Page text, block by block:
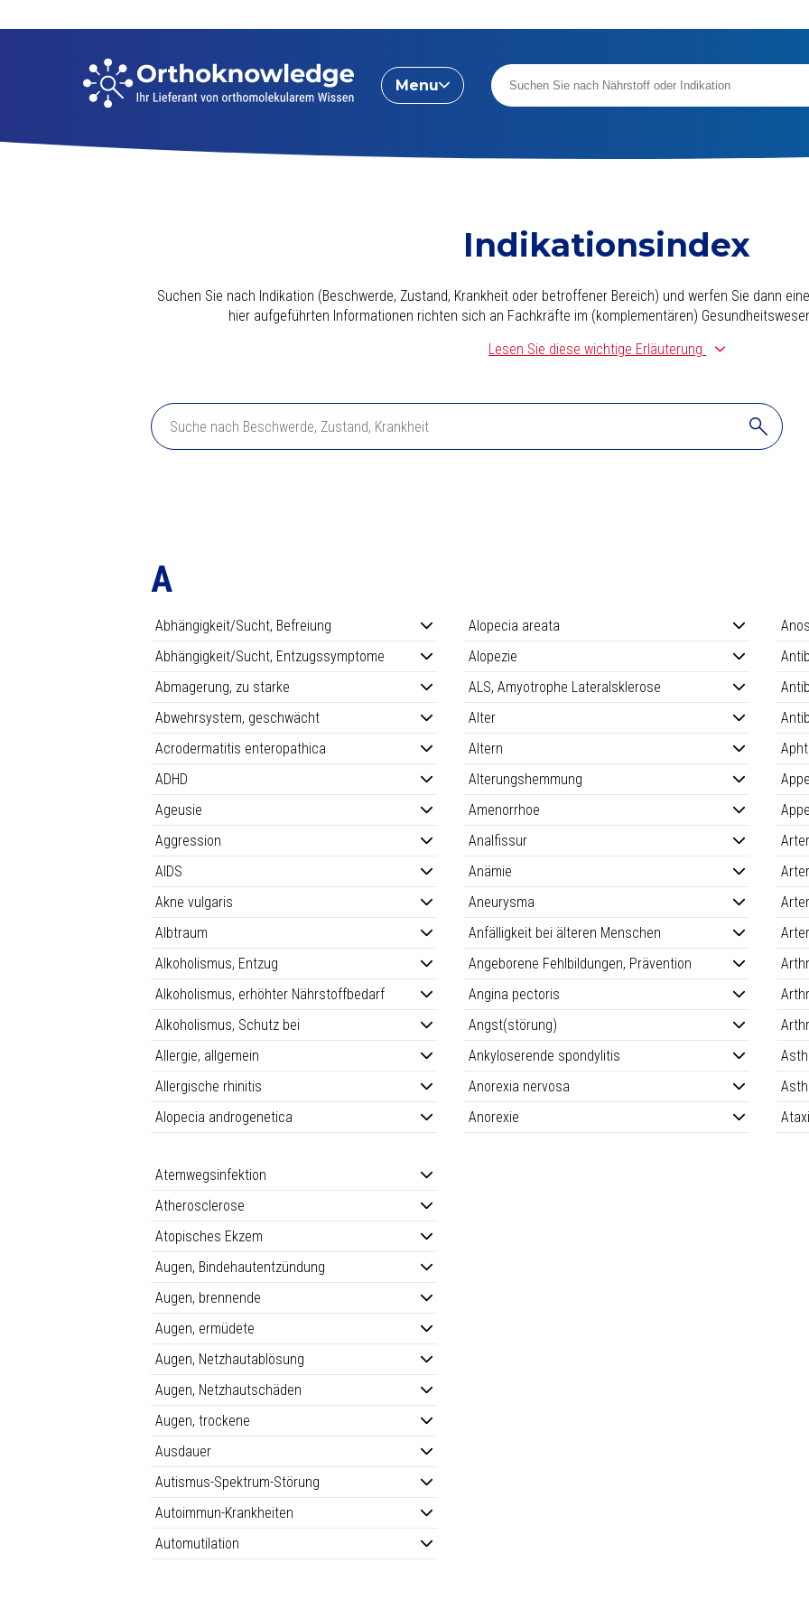
Menu
Indikationsindex
Suchen Sie nach Indikation (Beschwerde, Zustand, Krankheit oder betroffener Bereich) und werfen Sie dann
hier aufgeführten Informationen richten sich an Fachkräfte im (komplementären)
B12 und Folsäure enthält, ebenso wie die überlegenen Formen von Vitamin K (K2, nicht K1) und Vitamin D
vorzugsweise aus nicht-sauren, gut absorbierbaren Formen wie Calcium- und Magnesiumascorbat bestehen
gut absorbierbaren, organischen Verbindungen
mit mindestens 1000 mg
Lesen Sie diese wichtige Erläuterung
A
Abhängigkeit/Sucht, Befreiung
Abhängigkeit/Sucht, Entzugssymptome
Abmagerung, zu starke
Abwehrsystem, geschwächt
Acrodermatitis enteropathica
ADHD
Ageusie
Aggression
AIDS
Akne vulgaris
Albtraum
Alkoholismus, Entzug
Alkoholismus, erhöhter Nährstoffbedarf
Alkoholismus, Schutz bei
Allergie, allgemein
Allergische rhinitis
Alopecia androgenetica
Alopecia areata
Alopezie
ALS, Amyotrophe Lateralsklerose
Alter
Altern
Alterungshemmung
Amenorrhoe
Analfissur
Anämie
Aneurysma
Anfälligkeit bei älteren Menschen
Angeborene Fehlbildungen, Prävention
Angina pectoris
Angst(störung)
Ankyloserende spondylitis
Anorexia nervosa
Anorexie
Atemwegsinfektion
Atherosclerose
Atopisches Ekzem
Augen, Bindehautentzündung
Augen, brennende
Augen, ermüdete
Augen, Netzhautablösung
Augen, Netzhautschäden
Augen, trockene
Ausdauer
Autismus-Spektrum-Störung
Autoimmun-Krankheiten
Automutilation